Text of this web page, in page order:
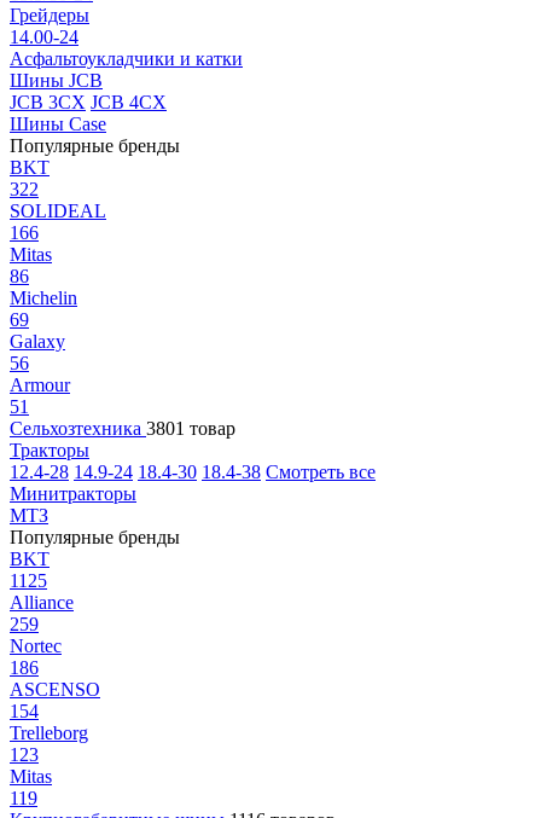
Грейдеры
14.00-24
Асфальтоукладчики и катки
Шины JCB
JCB 3CX JCB 4CX
Шины Case
Популярные бренды
BKT
322
SOLIDEAL
166
Mitas
86
Michelin
69
Galaxy
56
Armour
51
Сельхозтехника 3801 товар
Тракторы
12.4-28 14.9-24 18.4-30 18.4-38 Смотреть все
Минитракторы
МТЗ
Популярные бренды
BKT
1125
Alliance
259
Nortec
186
ASCENSO
154
Trelleborg
123
Mitas
119